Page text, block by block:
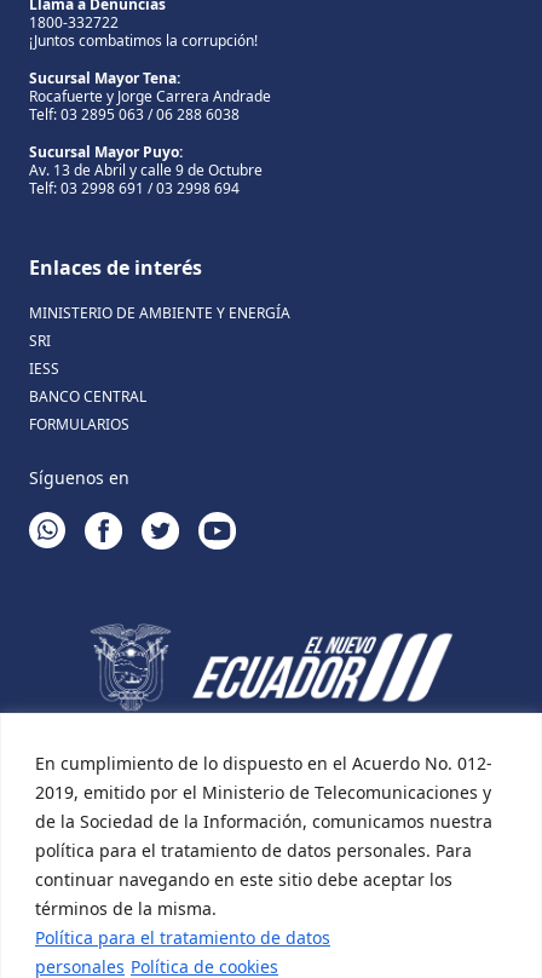
En cumplimiento de lo dispuesto en el Acuerdo No. 012-
2019, emitido por el Ministerio de Telecomunicaciones y
de la Sociedad de la Información, comunicamos nuestra
política para el tratamiento de datos personales. Para
continuar navegando en este sitio debe aceptar los
términos de la misma.
Política para el tratamiento de datos
personales Política de cookies
1800-332722
¡Juntos combatimos la corrupción!
Sucursal Mayor Tena:
Rocafuerte y Jorge Carrera Andrade
Telf: 03 2895 063 / 06 288 6038
Sucursal Mayor Puyo:
Av. 13 de Abril y calle 9 de Octubre
Telf: 03 2998 691 / 03 2998 694
Enlaces de interés
MINISTERIO DE AMBIENTE Y ENERGÍA
SRI
IESS
BANCO CENTRAL
FORMULARIOS
Síguenos en
WHATSAPPFACEBOOKTWITTERYOUTUBE